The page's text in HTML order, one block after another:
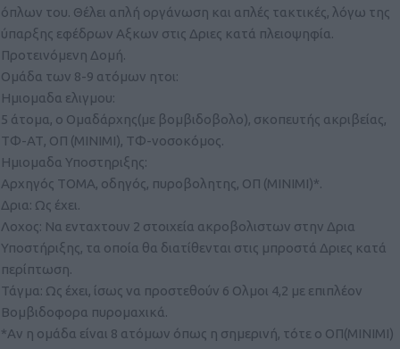
όπλων του. Θέλει απλή οργάνωση και απλές τακτικές, λόγω της
ύπαρξης εφέδρων Αξκων στις Δριες κατά πλειοψηφία.
Προτεινόμενη Δομή.
Ομάδα των 8-9 ατόμων ητοι:
Ημιομαδα ελιγμου:
5 άτομα, ο Ομαδάρχης(με βομβιδοβολο), σκοπευτής ακριβείας,
ΤΦ-ΑΤ, ΟΠ (ΜΙΝΙΜΙ), ΤΦ-νοσοκόμος.
Ημιομαδα Υποστηριξης:
Αρχηγός ΤΟΜΑ, οδηγός, πυροβολητης, ΟΠ (ΜΙΝΙΜΙ)*.
Δρια: Ως έχει.
Λοχος: Να ενταχτουν 2 στοιχεία ακροβολιστων στην Δρια
Υποστήριξης, τα οποία θα διατίθενται στις μπροστά Δριες κατά
περίπτωση.
Τάγμα: Ως έχει, ίσως να προστεθούν 6 Ολμοι 4,2 με επιπλέον
Βομβιδοφορα πυρομαχικά.
*Αν η ομάδα είναι 8 ατόμων όπως η σημερινή, τότε ο ΟΠ(ΜΙΝΙΜΙ)